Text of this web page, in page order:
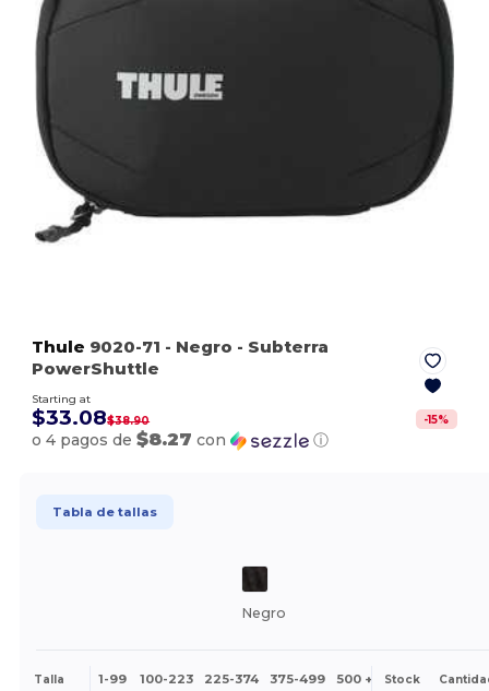
Thule 9020-71 - Negro - Subterra
PowerShuttle
Starting at
$33.08$38.90 -15%
o 4 pagos de$8.27 con ⓘ
Tabla de tallas
Negro
Talla 1-99 100-223 225-374 375-499 500 + Más
Stock